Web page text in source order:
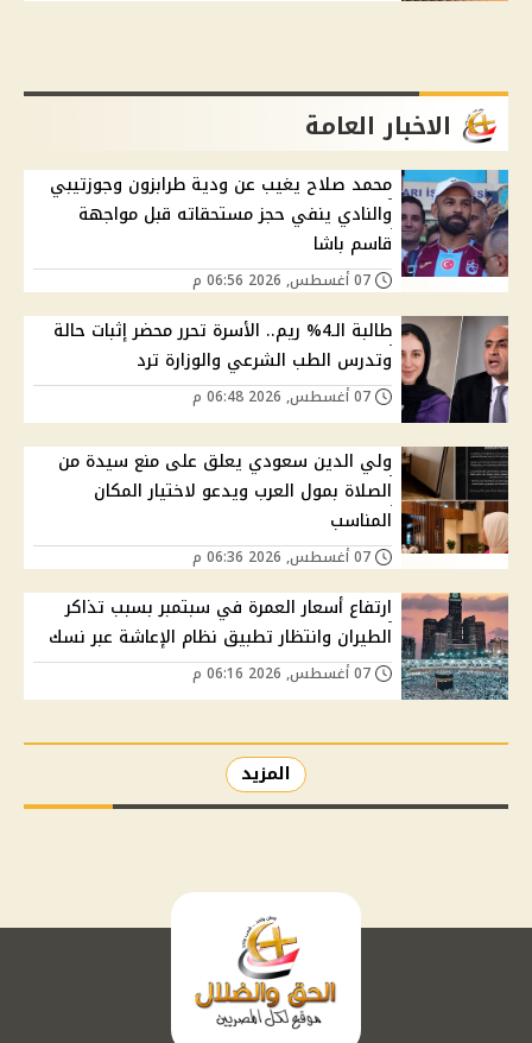
الاخبار العامة
محمد صلاح يغيب عن ودية طرابزون وجوزتيبي
والنادي ينفي حجز مستحقاته قبل مواجهة
قاسم باشا
طالبة الـ4% ريم.. الأسرة تحرر محضر إثبات حالة
وتدرس الطب الشرعي والوزارة ترد
ولي الدين سعودي يعلق على منع سيدة من
الصلاة بمول العرب ويدعو لاختيار المكان
المناسب
ارتفاع أسعار العمرة في سبتمبر بسبب تذاكر
الطيران وانتظار تطبيق نظام الإعاشة عبر نسك
المزيد